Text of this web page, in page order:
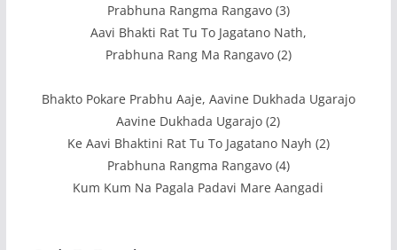
Prabhuna Rangma Rangavo (3)
Aavi Bhakti Rat Tu To Jagatano Nath,
Prabhuna Rang Ma Rangavo (2)
Bhakto Pokare Prabhu Aaje, Aavine Dukhada Ugarajo
Aavine Dukhada Ugarajo (2)
Ke Aavi Bhaktini Rat Tu To Jagatano Nayh (2)
Prabhuna Rangma Rangavo (4)
Kum Kum Na Pagala Padavi Mare Aangadi